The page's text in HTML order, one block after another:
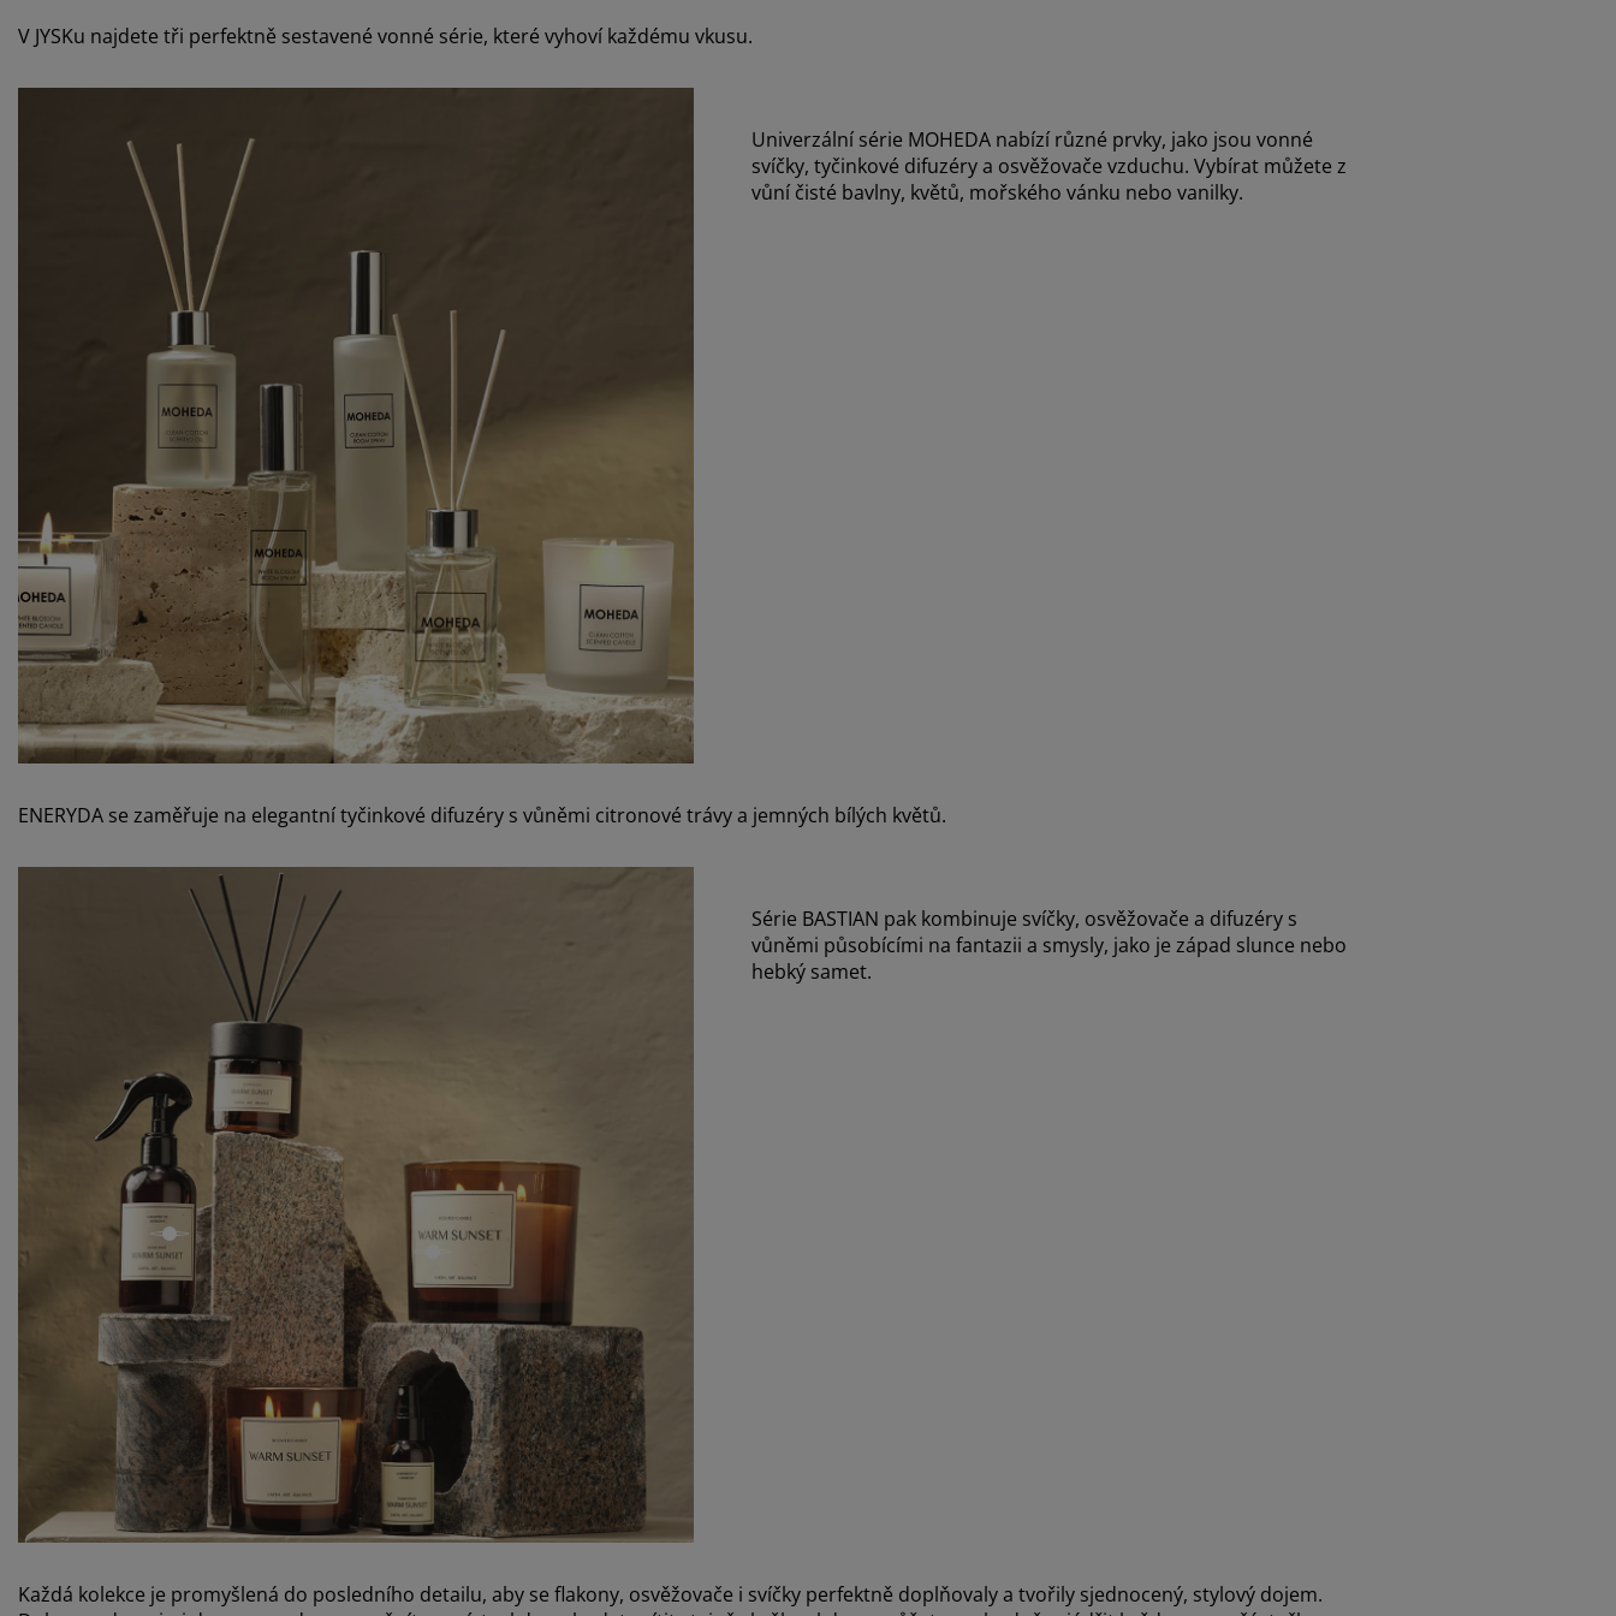
V JYSKu najdete tři perfektně sestavené vonné série, které vyhoví každému vkusu.
Univerzální série MOHEDA nabízí různé prvky, jako jsou vonné
svíčky, tyčinkové difuzéry a osvěžovače vzduchu. Vybírat můžete z
vůní čisté bavlny, květů, mořského vánku nebo vanilky.
ENERYDA se zaměřuje na elegantní tyčinkové difuzéry s vůněmi citronové trávy a jemných bílých květů.
open
Série BASTIAN pak kombinuje svíčky, osvěžovače a difuzéry s
vůněmi působícími na fantazii a smysly, jako je západ slunce nebo
hebký samet.
Každá kolekce je promyšlená do posledního detailu, aby se flakony, osvěžovače i svíčky perfektně doplňovaly a tvořily sjednocený, stylový dojem.